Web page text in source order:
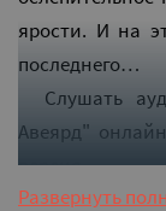
ярости. И на
последнего…
Слушать
Авеярд"
версия
Развернуть